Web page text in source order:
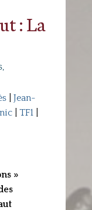
: La
| Jean-
| TF1|
»